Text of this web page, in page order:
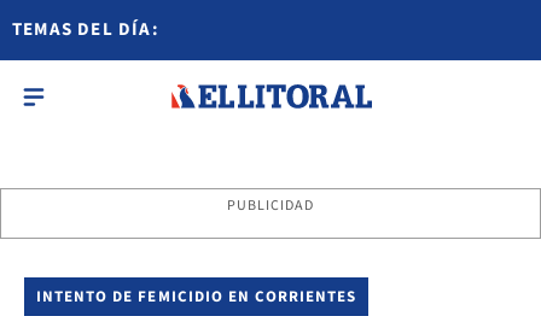
TEMAS DEL DÍA:
PUBLICIDAD
INTENTO DE FEMICIDIO EN CORRIENTES